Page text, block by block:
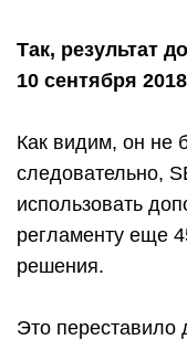
Так, результат
10 сентября
Как видим, он не
следовательно,
использовать
регламенту еще
решения.
Это переставило